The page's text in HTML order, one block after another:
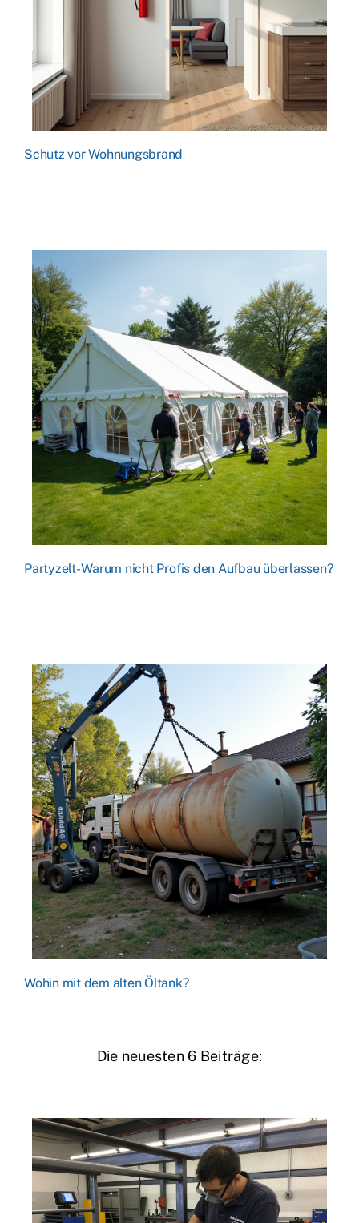
Schutz vor Wohnungsbrand
Partyzelt- Warum nicht Profis den Aufbau überlassen?
Wohin mit dem alten Öltank?
Die neuesten 6 Beiträge: